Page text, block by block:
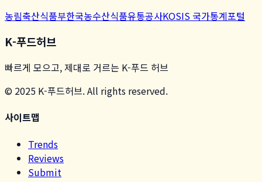
농림축산식품부한국농수산식품유통공사KOSIS 국가통계포털
K-푸드허브
빠르게 모으고, 제대로 거르는 K-푸드 허브
© 2025 K-푸드허브. All rights reserved.
사이트맵
Trends
Reviews
Submit